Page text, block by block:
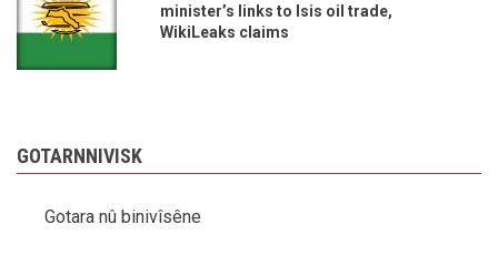
minister’s links to Isis oil trade,
WikiLeaks claims
GOTARNNIVISK
Gotara nû binivîsêne